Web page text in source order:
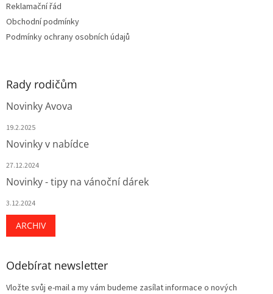
Reklamační řád
Obchodní podmínky
Podmínky ochrany osobních údajů
Rady rodičům
Novinky Avova
19.2.2025
Novinky v nabídce
27.12.2024
Novinky - tipy na vánoční dárek
3.12.2024
ARCHIV
Odebírat newsletter
Vložte svůj e-mail a my vám budeme zasílat informace o nových